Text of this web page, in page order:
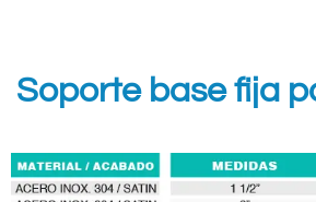
Soporte base fija